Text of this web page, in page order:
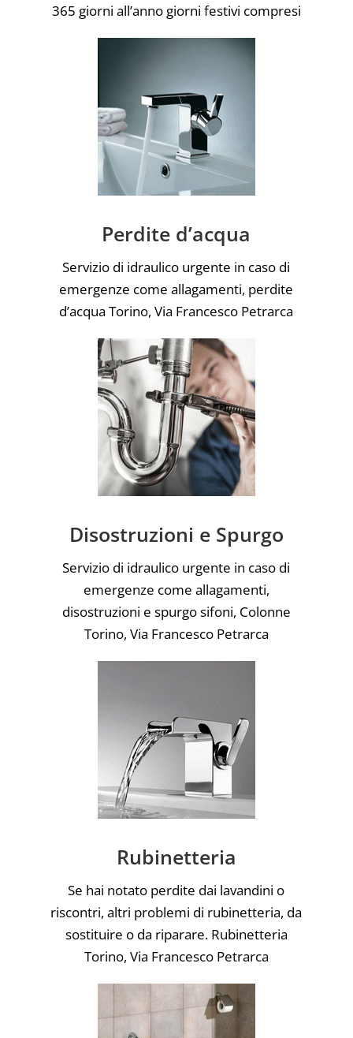
365 giorni all’anno giorni festivi compresi
Perdite d’acqua
Servizio di idraulico urgente in caso di
emergenze come allagamenti, perdite
d’acqua Torino, Via Francesco Petrarca
Disostruzioni e Spurgo
Servizio di idraulico urgente in caso di
emergenze come allagamenti,
disostruzioni e spurgo sifoni, Colonne
Torino, Via Francesco Petrarca
Rubinetteria
Se hai notato perdite dai lavandini o
riscontri, altri problemi di rubinetteria, da
sostituire o da riparare. Rubinetteria
Torino, Via Francesco Petrarca